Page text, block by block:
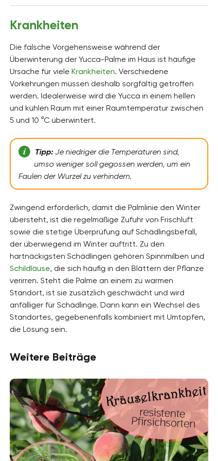
Krankheiten
Die falsche Vorgehensweise während der
Überwinterung der Yucca-Palme im Haus ist häufige
Ursache für viele Krankheiten. Verschiedene
Vorkehrungen müssen deshalb sorgfältig getroffen
werden. Idealerweise wird die Yucca in einem hellen
und kühlen Raum mit einer Raumtemperatur zwischen
5 und 10 °C überwintert.
Tipp:Je niedriger die Temperaturen sind,
umso weniger soll gegossen werden, um ein
Faulen der Wurzel zu verhindern.
Zwingend erforderlich, damit die Palmlinie den Winter
übersteht, ist die regelmäßige Zufuhr von Frischluft
sowie die stetige Überprüfung auf Schädlingsbefall,
der überwiegend im Winter auftritt. Zu den
hartnäckigsten Schädlingen gehören Spinnmilben und
Schildläuse, die sich häufig in den Blättern der Pflanze
verirren. Steht die Palme an einem zu warmen
Standort, ist sie zusätzlich geschwächt und wird
anfälliger für Schädlinge. Dann kann ein Wechsel des
Standortes, gegebenenfalls kombiniert mit Umtopfen,
die Lösung sein.
Weitere Beiträge